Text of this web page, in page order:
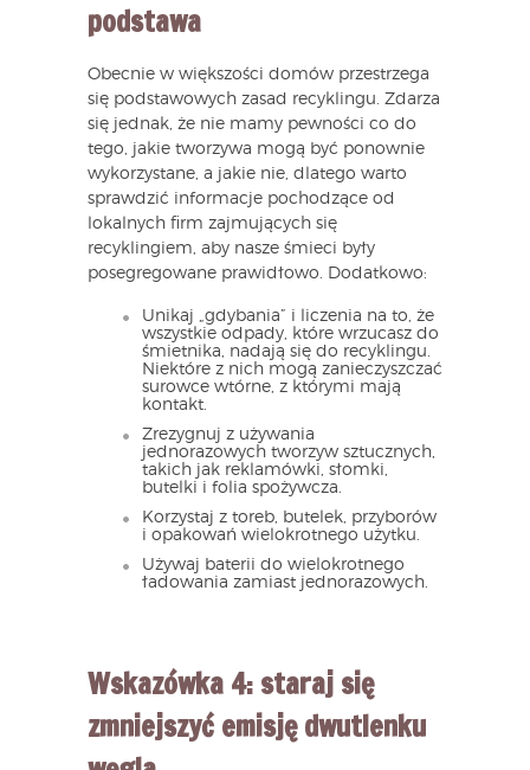
podstawa
Obecnie w większości domów przestrzega
się podstawowych zasad recyklingu. Zdarza
się jednak, że nie mamy pewności co do
tego, jakie tworzywa mogą być ponownie
wykorzystane, a jakie nie, dlatego warto
sprawdzić informacje pochodzące od
lokalnych firm zajmujących się
recyklingiem, aby nasze śmieci były
posegregowane prawidłowo. Dodatkowo:
Unikaj „gdybania” i liczenia na to, że
wszystkie odpady, które wrzucasz do
śmietnika, nadają się do recyklingu.
Niektóre z nich mogą zanieczyszczać
surowce wtórne, z którymi mają
kontakt.
Zrezygnuj z używania
jednorazowych tworzyw sztucznych,
takich jak reklamówki, słomki,
butelki i folia spożywcza.
Korzystaj z toreb, butelek, przyborów
i opakowań wielokrotnego użytku.
Używaj baterii do wielokrotnego
ładowania zamiast jednorazowych.
Wskazówka 4: staraj się
zmniejszyć emisję dwutlenku